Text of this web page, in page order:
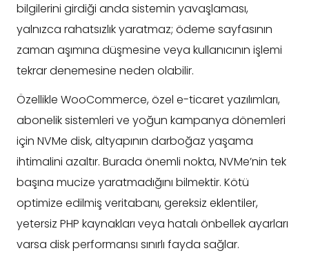
bilgilerini girdiği anda sistemin yavaşlaması,
yalnızca rahatsızlık yaratmaz; ödeme sayfasının
zaman aşımına düşmesine veya kullanıcının işlemi
tekrar denemesine neden olabilir.
Özellikle WooCommerce, özel e-ticaret yazılımları,
abonelik sistemleri ve yoğun kampanya dönemleri
için NVMe disk, altyapının darboğaz yaşama
ihtimalini azaltır. Burada önemli nokta, NVMe’nin tek
başına mucize yaratmadığını bilmektir. Kötü
optimize edilmiş veritabanı, gereksiz eklentiler,
yetersiz PHP kaynakları veya hatalı önbellek ayarları
varsa disk performansı sınırlı fayda sağlar.